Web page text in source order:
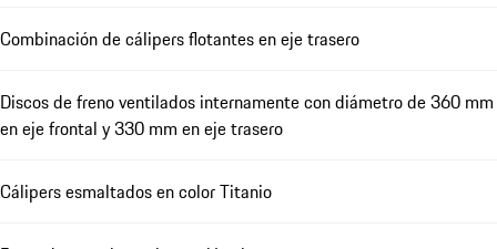
Combinación de cálipers flotantes en eje trasero
Discos de freno ventilados internamente con diámetro de 360 mm
en eje frontal y 330 mm en eje trasero
Cálipers esmaltados en color Titanio